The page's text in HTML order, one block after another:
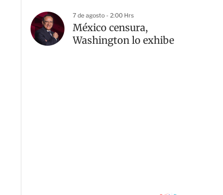
7 de agosto - 2:00 Hrs
México censura,
Washington lo exhibe